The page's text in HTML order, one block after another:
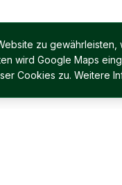
zu
wird Google Maps
Cookies zu. Weitere